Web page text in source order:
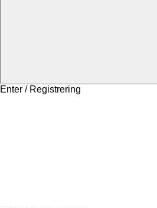
Enter / Registrering